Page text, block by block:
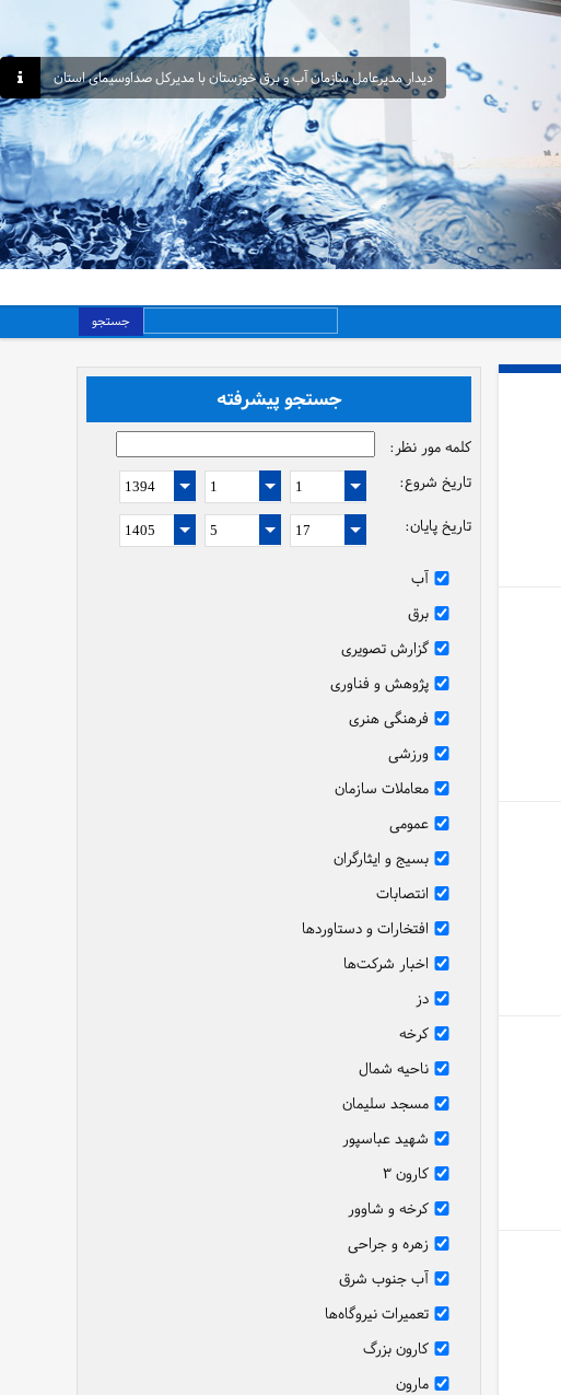
دیدار مدیرعامل سازمان آب و برق خوزستان با مدیرکل صداوسیمای استان
جستجو
جستجو پیشرفته
کلمه مور نظر:
تاریخ شروع:
تاریخ پایان:
آب
برق
گزارش تصویری
پژوهش و فناوری
فرهنگی هنری
ورزشی
معاملات سازمان
عمومی
بسیج و ایثارگران
انتصابات
افتخارات و دستاوردها
اخبار شرکت‌ها
دز
کرخه
ناحیه شمال
مسجد سلیمان
شهید عباسپور
کارون ۳
کرخه و شاوور
زهره و جراحی
آب جنوب شرق
تعمیرات نیروگاه‌ها
کارون بزرگ
مارون